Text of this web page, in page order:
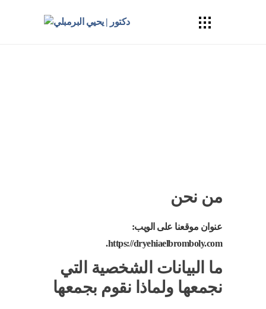
من نحن
عنوان موقعنا على الويب:
https://dryehiaelbromboly.com.
ما البيانات الشخصية التي
نجمعها ولماذا نقوم بجمعها